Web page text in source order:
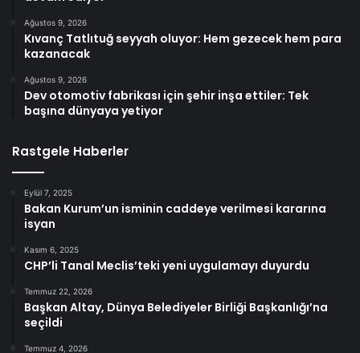
Ağustos 9, 2026
Kıvanç Tatlıtuğ seyyah oluyor: Hem gezecek hem para
kazanacak
Ağustos 9, 2026
Dev otomotiv fabrikası için şehir inşa ettiler: Tek
başına dünyaya yetiyor
Rastgele Haberler
Eylül 7, 2025
Bakan Kurum’un isminin caddeye verilmesi kararına
isyan
Kasım 6, 2025
CHP’li Tanal Meclis’teki yeni uygulamayı duyurdu
Temmuz 22, 2026
Başkan Altay, Dünya Belediyeler Birliği Başkanlığı’na
seçildi
Temmuz 4, 2026